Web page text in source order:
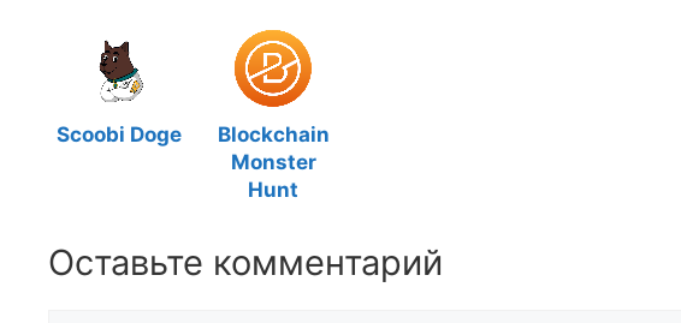
Scoobi Doge
Blockchain
Monster
Hunt
Оставьте комментарий